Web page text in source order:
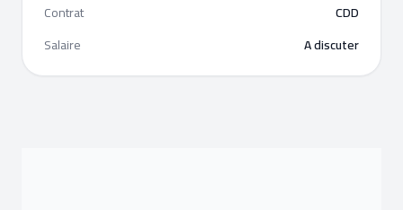
Contrat
CDD
Salaire
A discuter